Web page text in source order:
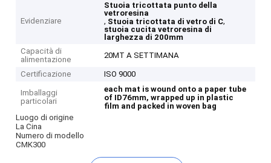
Evidenziare
Stuoia tricottata punto della
vetroresina
, Stuoia tricottata di vetro di C,
stuoia cucita vetroresina di
larghezza di 200mm
Capacità di
alimentazione
20MT A SETTIMANA
Certificazione ISO 9000
Imballaggi
particolari
each mat is wound onto a paper tube
of ID76mm, wrapped up in plastic
film and packed in woven bag
Luogo di origine
La Cina
Numero di modello
CMK300